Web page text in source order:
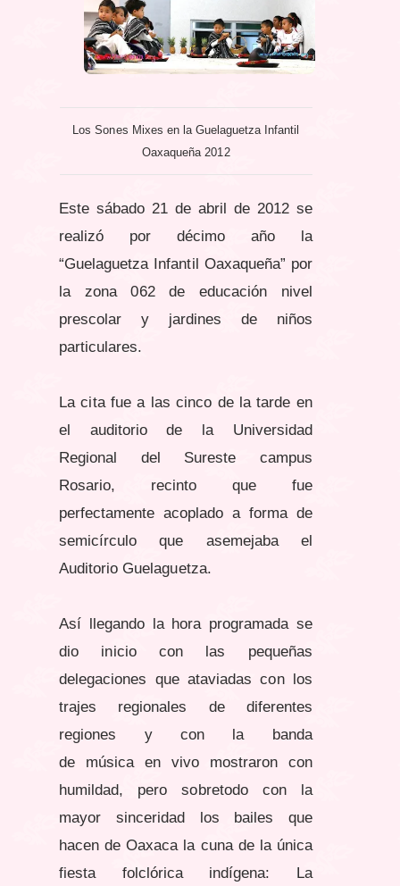
Los Sones Mixes en la Guelaguetza Infantil
Oaxaqueña 2012
Este sábado 21 de abril de 2012 se
realizó por décimo año la
“Guelaguetza Infantil Oaxaqueña” por
la zona 062 de educación nivel
prescolar y jardines de niños
particulares.
La cita fue a las cinco de la tarde en
el auditorio de la Universidad
Regional del Sureste campus
Rosario, recinto que fue
perfectamente acoplado a forma de
semicírculo que asemejaba el
Auditorio Guelaguetza.
Así llegando la hora programada se
dio inicio con las pequeñas
delegaciones que ataviadas con los
trajes regionales de diferentes
regiones y con la banda
de música en vivo mostraron con
humildad, pero sobretodo con la
mayor sinceridad los bailes que
hacen de Oaxaca la cuna de la única
fiesta folclórica indígena: La